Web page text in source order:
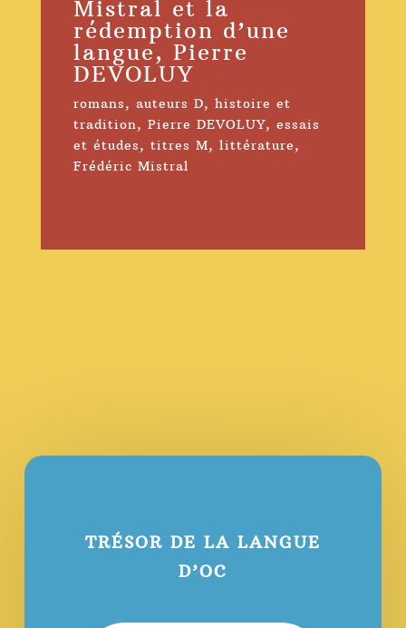
Mistral et la
rédemption d’une
langue, Pierre
DEVOLUY
romans, auteurs D, histoire et
tradition, Pierre DEVOLUY, essais
et études, titres M, littérature,
Frédéric Mistral
TRÉSOR DE LA LANGUE
D’OC